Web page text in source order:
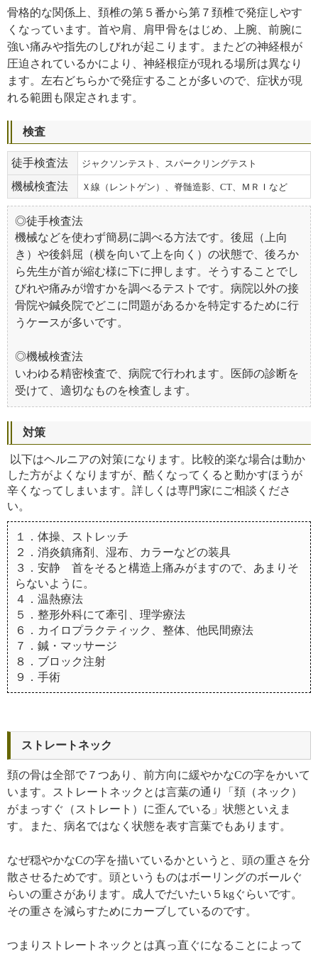
骨格的な関係上、頚椎の第５番から第７頚椎で発症しやす
くなっています。首や肩、肩甲骨をはじめ、上腕、前腕に
強い痛みや指先のしびれが起こります。またどの神経根が
圧迫されているかにより、神経根症が現れる場所は異なり
ます。左右どちらかで発症することが多いので、症状が現
れる範囲も限定されます。
検査
徒手検査法 ジャクソンテスト、スパークリングテスト
機械検査法 Ｘ線（レントゲン）、脊髄造影、CT、ＭＲＩなど
◎徒手検査法
機械などを使わず簡易に調べる方法です。後屈（上向
き）や後斜屈（横を向いて上を向く）の状態で、後ろか
ら先生が首が縮む様に下に押します。そうすることでし
びれや痛みが増すかを調べるテストです。病院以外の接
骨院や鍼灸院でどこに問題があるかを特定するために行
うケースが多いです。
◎機械検査法
いわゆる精密検査で、病院で行われます。医師の診断を
受けて、適切なものを検査します。
対策
以下はヘルニアの対策になります。比較的楽な場合は動か
した方がよくなりますが、酷くなってくると動かすほうが
辛くなってしまいます。詳しくは専門家にご相談くださ
い。
１．体操、ストレッチ
２．消炎鎮痛剤、湿布、カラーなどの装具
３．安静 首をそると構造上痛みがますので、あまりそ
らないように。
４．温熱療法
５．整形外科にて牽引、理学療法
６．カイロプラクティック、整体、他民間療法
７．鍼・マッサージ
８．ブロック注射
９．手術
ストレートネック
頚の骨は全部で７つあり、前方向に緩やかなCの字をかいて
います。ストレートネックとは言葉の通り「頚（ネック）
がまっすぐ（ストレート）に歪んでいる」状態といえま
す。また、病名ではなく状態を表す言葉でもあります。
なぜ穏やかなCの字を描いているかというと、頭の重さを分
散させるためです。頭というものはボーリングのボールぐ
らいの重さがあります。成人でだいたい５kgぐらいです。
その重さを減らすためにカーブしているのです。
つまりストレートネックとは真っ直ぐになることによって